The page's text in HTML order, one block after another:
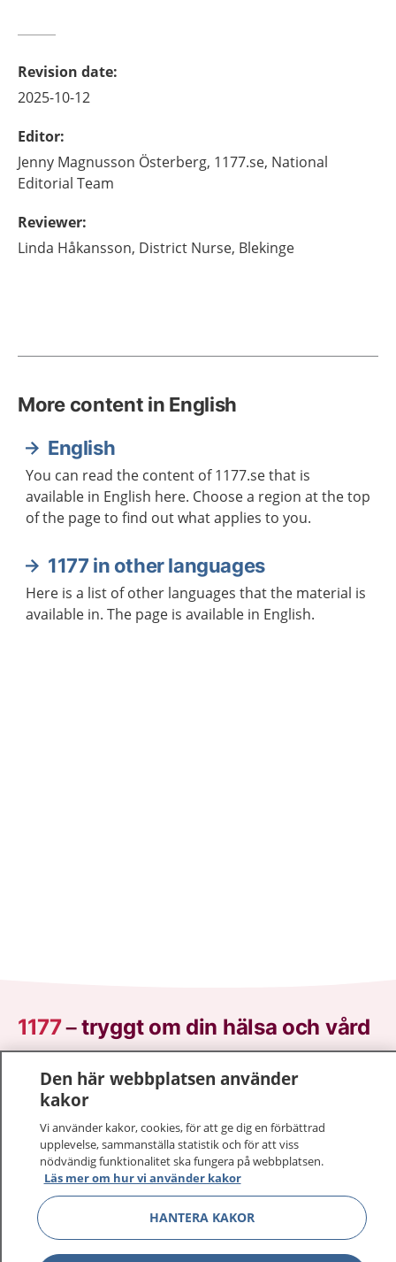
Revision date:
2025-10-12
Editor:
Jenny Magnusson Österberg, 1177.se, National
Editorial Team
Reviewer:
Linda Håkansson, District Nurse, Blekinge
More content in English
English
You can read the content of 1177.se that is
available in English here. Choose a region at the top
of the page to find out what applies to you.
1177 in other languages
Here is a list of other languages that the material is
available in. The page is available in English.
1177–tryggt om din hälsa och vård
På 1177.se får du råd om hälsa och information om
sjukdomar och vilka mottagningar du kan kontakta.
Logga in för att läsa din journal och göra dina
vårdärenden. Ring telefonnummer 1177 för
sjukvårdsrådgivning dygnet runt.
1177 ger dig råd när du vill må bättre.
Den här webbplatsen använder
kakor
Vi använder kakor, cookies, för att ge dig en förbättrad
upplevelse, sammanställa statistik och för att viss
nödvändig funktionalitet ska fungera på webbplatsen.
Läs mer om hur vi använder kakor
HANTERA KAKOR